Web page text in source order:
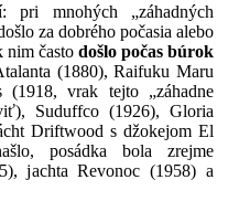
pri mnohých „záhadných
za dobrého počasia alebo
nim často došlo počas búrok
(1880), Raifuku Maru
(1918, vrak tejto „záhadne
Suduffco (1926), Gloria
Driftwood s džokejom El
posádka bola zrejme
jachta Revonoc (1958) a